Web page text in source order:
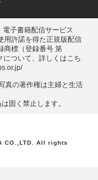
子書籍配信サービス
用許諾を得た正規版配信
商標（登録番号 第
ついて、詳しくはこち
真の著作権は主婦と⽣活
固く禁⽌します。
CO.,LTD. All rights